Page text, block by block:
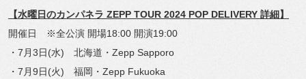
【水曜日のカンパネラ ZEPP TOUR 2024 POP DELIVERY 詳細】
開催日 ※全公演 開場18:00 開演19:00
・7月3日(水) 北海道・Zepp Sapporo
・7月9日(火) 福岡・Zepp Fukuoka